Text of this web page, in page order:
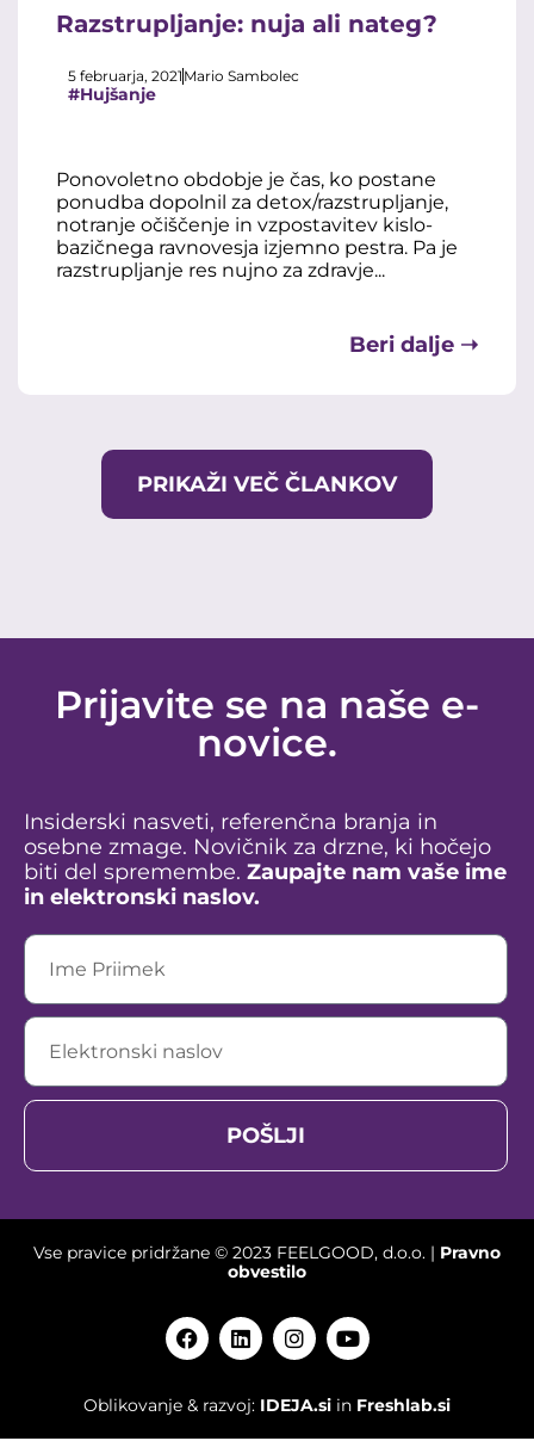
Razstrupljanje: nuja ali nateg?
5 februarja, 2021 Mario Sambolec
#Hujšanje
Ponovoletno obdobje je čas, ko postane
ponudba dopolnil za detox/razstrupljanje,
notranje očiščenje in vzpostavitev kislo-
bazičnega ravnovesja izjemno pestra. Pa je
razstrupljanje res nujno za zdravje...
Beri dalje ➝
PRIKAŽI VEČ ČLANKOV
Prijavite se na naše e-
novice.
Insiderski nasveti, referenčna branja in
osebne zmage. Novičnik za drzne, ki hočejo
biti del spremembe. Zaupajte nam vaše ime
in elektronski naslov.
POŠLJI
Vse pravice pridržane © 2023 FEELGOOD, d.o.o. | Pravno
obvestilo
Oblikovanje & razvoj: IDEJA.si in Freshlab.si